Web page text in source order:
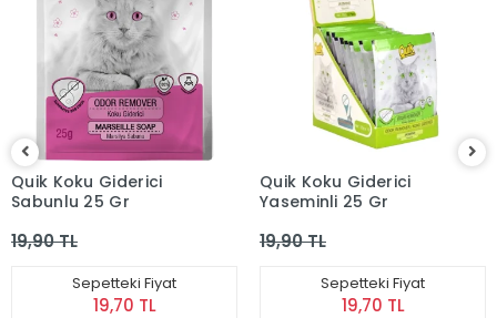
Quik Koku Giderici
Sabunlu 25 Gr
19,90 TL
Sepetteki Fiyat
19,70 TL
Quik Koku Giderici
Yaseminli 25 Gr
19,90 TL
Sepetteki Fiyat
19,70 TL